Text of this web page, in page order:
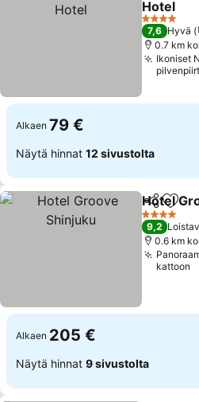
Hotel
Katso
4
7,6 Hyvä
0.7 km
Ikoniset
Alkaen 79 €
Näytä hinnat 12 sivustolta
Jaa
Hotel
4
9,2
0.6 km
kattoon
Alkaen 205 €
Näytä hinnat 9 sivustolta